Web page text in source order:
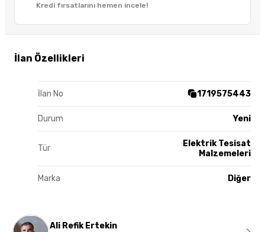
Kredi fırsatlarını hemen incele!
İlan Özellikleri
İlan No 1719575443
Durum Yeni
Tür
Elektrik Tesisat
Malzemeleri
Marka Diğer
Ali Refik Ertekin